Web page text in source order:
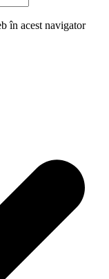
în acest navigator